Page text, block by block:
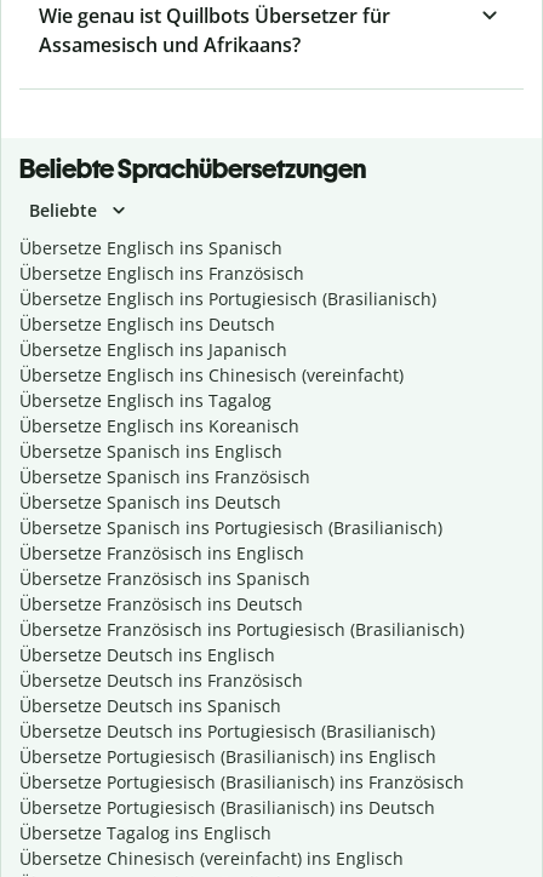
Wie genau ist Quillbots Übersetzer für
Assamesisch und Afrikaans?
Beliebte Sprachübersetzungen
Beliebte
Übersetze Englisch ins Spanisch
Übersetze Englisch ins Französisch
Übersetze Englisch ins Portugiesisch (Brasilianisch)
Übersetze Englisch ins Deutsch
Übersetze Englisch ins Japanisch
Übersetze Englisch ins Chinesisch (vereinfacht)
Übersetze Englisch ins Tagalog
Übersetze Englisch ins Koreanisch
Übersetze Spanisch ins Englisch
Übersetze Spanisch ins Französisch
Übersetze Spanisch ins Deutsch
Übersetze Spanisch ins Portugiesisch (Brasilianisch)
Übersetze Französisch ins Englisch
Übersetze Französisch ins Spanisch
Übersetze Französisch ins Deutsch
Übersetze Französisch ins Portugiesisch (Brasilianisch)
Übersetze Deutsch ins Englisch
Übersetze Deutsch ins Französisch
Übersetze Deutsch ins Spanisch
Übersetze Deutsch ins Portugiesisch (Brasilianisch)
Übersetze Portugiesisch (Brasilianisch) ins Englisch
Übersetze Portugiesisch (Brasilianisch) ins Französisch
Übersetze Portugiesisch (Brasilianisch) ins Deutsch
Übersetze Tagalog ins Englisch
Übersetze Chinesisch (vereinfacht) ins Englisch